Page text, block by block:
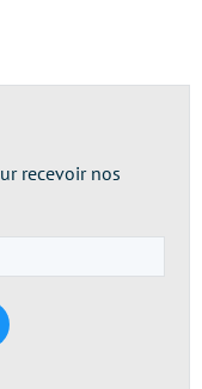
recevoir nos